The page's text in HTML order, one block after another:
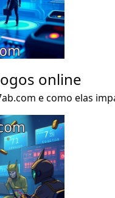
online
e como elas